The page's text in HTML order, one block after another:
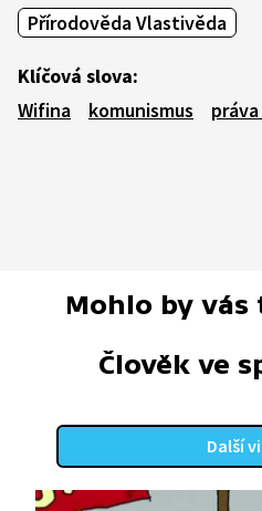
Přírodověda Vlastivěda
Klíčová slova:
Wifina
komunismus
Mohlo by
Člověk ve
Další